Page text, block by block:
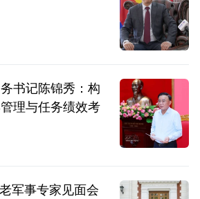
书记陈锦秀：构
理与任务绩效考
军事专家见面会